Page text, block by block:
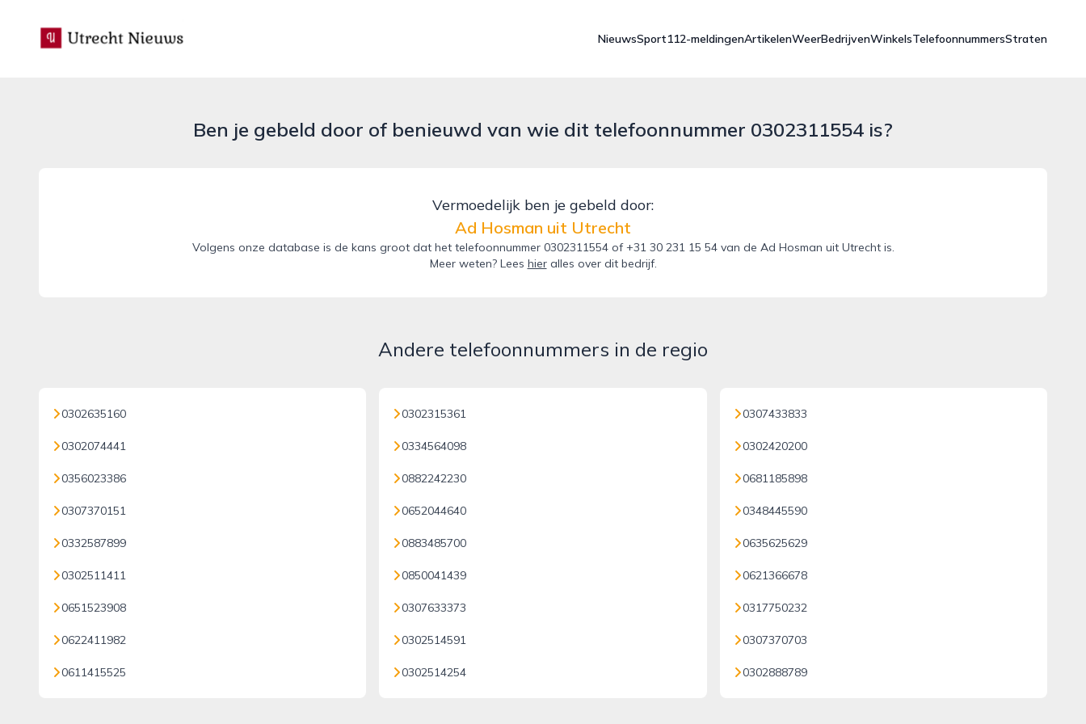
utrecht-nieuws.nl
NieuwsSport112-meldingenArtikelenWeerBedrijvenWinkelsTelefoonnummersStraten
Ben je gebeld door of benieuwd van wie dit telefoonnummer 0302311554 is?
Vermoedelijk ben je gebeld door:
Ad Hosman uit Utrecht
Volgens onze database is de kans groot dat het telefoonnummer 0302311554 of +31 30 231 15 54 van de Ad Hosman uit Utrecht is.
Meer weten? Lees hieralles over dit bedrijf.
Andere telefoonnummers in de regio
0302635160
0302074441
0356023386
0307370151
0332587899
0302511411
0651523908
0622411982
0611415525
0302315361
0334564098
0882242230
0652044640
0883485700
0850041439
0307633373
0302514591
0302514254
0307433833
0302420200
0681185898
0348445590
0635625629
0621366678
0317750232
0307370703
0302888789